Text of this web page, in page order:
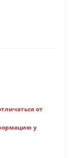
от
у